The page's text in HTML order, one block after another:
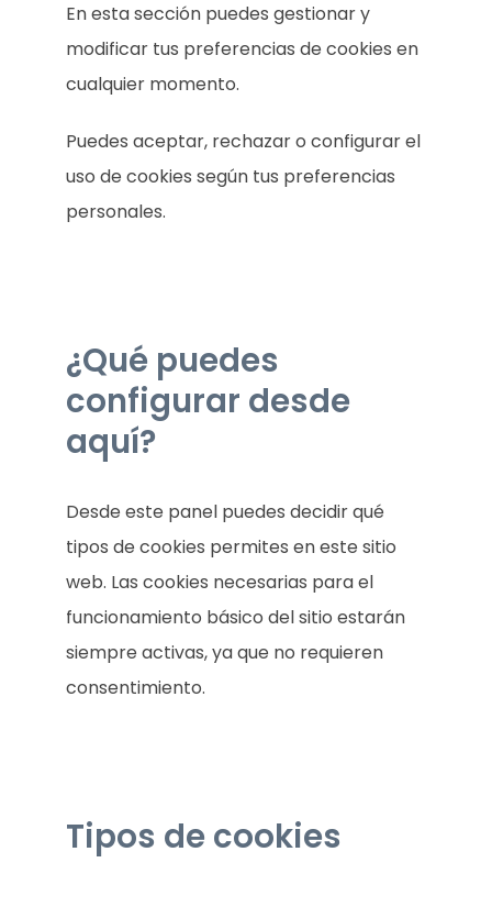
En esta sección puedes gestionar y
modificar tus preferencias de cookies en
cualquier momento.
Puedes aceptar, rechazar o configurar el
uso de cookies según tus preferencias
personales.
¿Qué puedes
configurar desde
aquí?
Desde este panel puedes decidir qué
tipos de cookies permites en este sitio
web. Las cookies necesarias para el
funcionamiento básico del sitio estarán
siempre activas, ya que no requieren
consentimiento.
Tipos de cookies